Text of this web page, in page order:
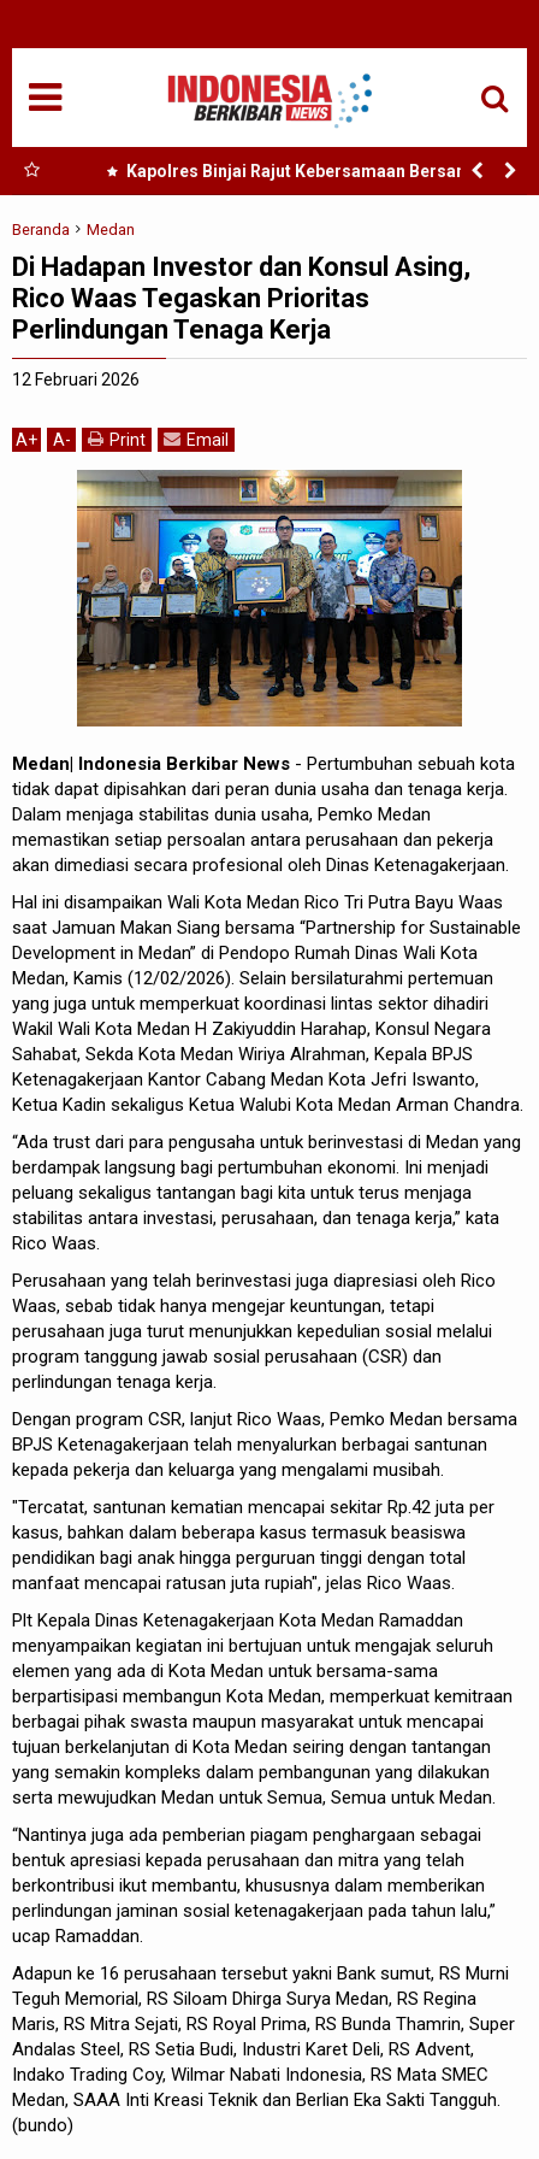
Kapolres Binjai Rajut Kebersamaan Bersama
Komunitas Ojek Online Kota Binjai
Beranda Medan
Di Hadapan Investor dan Konsul Asing,
Rico Waas Tegaskan Prioritas
Perlindungan Tenaga Kerja
12 Februari 2026
A+ A- Print Email
Medan| Indonesia Berkibar News - Pertumbuhan sebuah kota
tidak dapat dipisahkan dari peran dunia usaha dan tenaga kerja.
Dalam menjaga stabilitas dunia usaha, Pemko Medan
memastikan setiap persoalan antara perusahaan dan pekerja
akan dimediasi secara profesional oleh Dinas Ketenagakerjaan.
Hal ini disampaikan Wali Kota Medan Rico Tri Putra Bayu Waas
saat Jamuan Makan Siang bersama “Partnership for Sustainable
Development in Medan” di Pendopo Rumah Dinas Wali Kota
Medan, Kamis (12/02/2026). Selain bersilaturahmi pertemuan
yang juga untuk memperkuat koordinasi lintas sektor dihadiri
Wakil Wali Kota Medan H Zakiyuddin Harahap, Konsul Negara
Sahabat, Sekda Kota Medan Wiriya Alrahman, Kepala BPJS
Ketenagakerjaan Kantor Cabang Medan Kota Jefri Iswanto,
Ketua Kadin sekaligus Ketua Walubi Kota Medan Arman Chandra.
“Ada trust dari para pengusaha untuk berinvestasi di Medan yang
berdampak langsung bagi pertumbuhan ekonomi. Ini menjadi
peluang sekaligus tantangan bagi kita untuk terus menjaga
stabilitas antara investasi, perusahaan, dan tenaga kerja,” kata
Rico Waas.
Perusahaan yang telah berinvestasi juga diapresiasi oleh Rico
Waas, sebab tidak hanya mengejar keuntungan, tetapi
perusahaan juga turut menunjukkan kepedulian sosial melalui
program tanggung jawab sosial perusahaan (CSR) dan
perlindungan tenaga kerja.
Dengan program CSR, lanjut Rico Waas, Pemko Medan bersama
BPJS Ketenagakerjaan telah menyalurkan berbagai santunan
kepada pekerja dan keluarga yang mengalami musibah.
"Tercatat, santunan kematian mencapai sekitar Rp.42 juta per
kasus, bahkan dalam beberapa kasus termasuk beasiswa
pendidikan bagi anak hingga perguruan tinggi dengan total
manfaat mencapai ratusan juta rupiah", jelas Rico Waas.
Plt Kepala Dinas Ketenagakerjaan Kota Medan Ramaddan
menyampaikan kegiatan ini bertujuan untuk mengajak seluruh
elemen yang ada di Kota Medan untuk bersama-sama
berpartisipasi membangun Kota Medan, memperkuat kemitraan
berbagai pihak swasta maupun masyarakat untuk mencapai
tujuan berkelanjutan di Kota Medan seiring dengan tantangan
yang semakin kompleks dalam pembangunan yang dilakukan
serta mewujudkan Medan untuk Semua, Semua untuk Medan.
“Nantinya juga ada pemberian piagam penghargaan sebagai
bentuk apresiasi kepada perusahaan dan mitra yang telah
berkontribusi ikut membantu, khususnya dalam memberikan
perlindungan jaminan sosial ketenagakerjaan pada tahun lalu,”
ucap Ramaddan.
Adapun ke 16 perusahaan tersebut yakni Bank sumut, RS Murni
Teguh Memorial, RS Siloam Dhirga Surya Medan, RS Regina
Maris, RS Mitra Sejati, RS Royal Prima, RS Bunda Thamrin, ​Super
Andalas Steel, RS Setia Budi, ​Industri Karet Deli, RS Advent, ​
Indako Trading Coy, ​Wilmar Nabati Indonesia, RS Mata SMEC
Medan, ​SAAA Inti Kreasi Teknik dan ​Berlian Eka Sakti Tangguh.
(bundo)
NASIONAL
SUMUT
TANJUNGBALAI
ACEH
EDUKASI
ADVETORIAL
REDAKSI